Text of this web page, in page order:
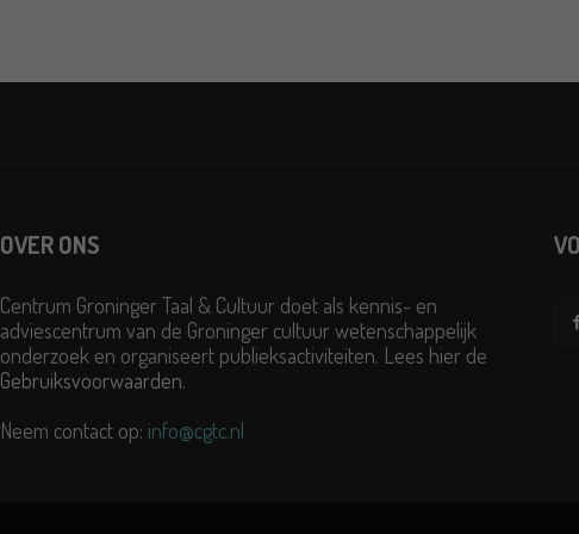
OVER ONS
Centrum Groninger Taal & Cultuur doet als kennis- en
adviescentrum van de Groninger cultuur wetenschappelijk
onderzoek en organiseert publieksactiviteiten. Lees hier de
Gebruiksvoorwaarden.
Neem contact op: info@cgtc.nl